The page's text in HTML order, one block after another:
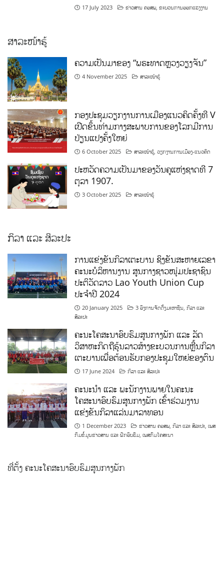
17 July 2023 ຂ່າວສານ ຄອສພ ,ຂະບວນການອອກແຮງງານ
ສາລະໜ້າຮູ້
ຄວາມເປັນມາຂອງ “ພຣະທາດຫຼວງວຽງຈັນ”
4 November 2025 ສາລະໜ້າຮູ້
ກອງປະຊຸມວຽກງານການເມືອງແນວຄິດຄັ້ງທີ V
ເປີດຂຶ້ນທ່າມກາງສະພາບການຂອງໂລກມີການ
ປ່ຽນແປງຄັ້ງໃຫຍ່
6 October 2025 ສາລະໜ້າຮູ້,ວຽກງານການເມືອງ-ແນວຄິດ
ປະຫວັດຄວາມເປັນມາຂອງວັນຄູແຫ່ງຊາດທີ 7
ຕຸລາ 1907.
3 October 2025 ສາລະໜ້າຮູ້
ກິລາ ແລະ ສິລະປະ
ການແຂ່ງຂັນກິລາເຕະບານ ຊິງຂັນສະຫາຍເລຂາ
ຄະນະບໍລິຫານງານ ສູນກາງຊາວໜຸ່ມປະຊາຊົນ
ປະຕິວັດລາວ Lao Youth Union Cup
ປະຈຳປີ 2024
20 January 2025 3 ອົງການຈັດຕັ້ງມະຫາຊົນ ,ກິລາ ແລະ
ສິລະປະ
ຄະນະໂຄສະນາອົບຮົມສູນກາງພັກ ແລະ ລັດ
ວິສາຫະກິດຖືຮຸ້ນລາວສ້າງຂະບວນການຫຼີ້ນກິລາ
ເຕະບານເພື່ອຕ້ອນຮັບກອງປະຊຸມໃຫຍ່ຂອງຕົນ
17 June 2024 ກິລາ ແລະ ສິລະປະ
ຄະນະນຳ ແລະ ພະນັກງານພາຍໃນຄະນະ
ໂຄສະນາອົບຮົມສູນກາງພັກ ເຂົ້າຮ່ວມງານ
ແຂ່ງຂັນກິລາແລ່ນມາລາທອນ
1 December 2023 ຂ່າວສານ ຄອສພ ,ກິລາ ແລະ ສິລະປະ ,ເພສ
ກົມຂໍ້ມູນຂ່າວສານ ແລະ ຝຶກອົບຮົມ ,ເພສກົມໂຄສະນາ
ທີ່ຕັ້ງ ຄະນະໂຄສະນາອົບຮົມສູນກາງພັກ